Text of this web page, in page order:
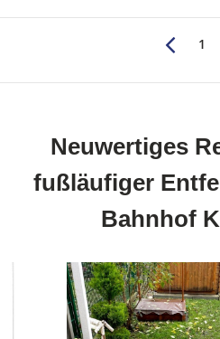
1
Neuwertiges
fußläufiger
Bahnhof